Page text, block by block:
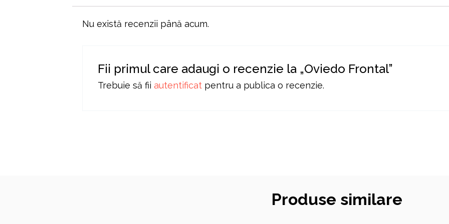
Nu există recenzii până acum.
Fii primul care adaugi o recenzie la „Oviedo Frontal”
Trebuie să fiiautentificat pentru a publica o recenzie.
Produse similare